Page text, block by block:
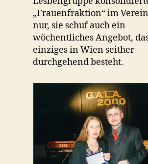
„Frauenfraktion“ im
nur, sie schuf auch ein
wöchentliches Angebot,
einziges in Wien seither
durchgehend besteht.